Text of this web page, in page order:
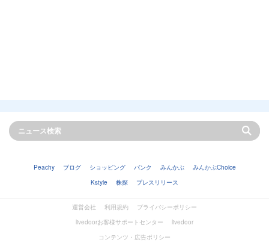
Peachy ブログ ショッピング バンク みんかぶ
みんかぶChoice
Kstyle
株探 プレスリリース
運営会社 利用規約
プライバシーポリシー
livedoorお客様サポートセンター
livedoor
コンテンツ・広告ポリシー